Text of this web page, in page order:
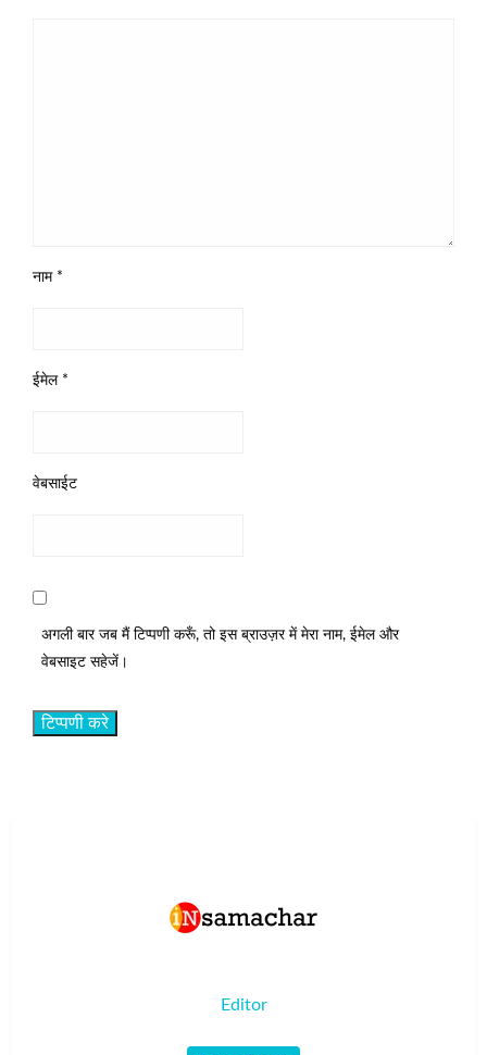
नाम *
ईमेल *
वेबसाईट
अगली बार जब मैं टिप्पणी करूँ, तो इस ब्राउज़र में मेरा नाम, ईमेल और
वेबसाइट सहेजें।
Editor